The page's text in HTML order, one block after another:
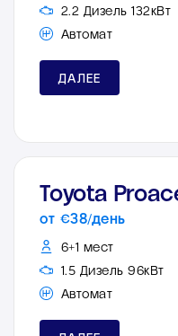
2.2 Дизель 132кВт
Автомат
ДАЛЕЕ
Toyota
от €38/день
6+1 мест
1.5 Дизель 96кВт
Автомат